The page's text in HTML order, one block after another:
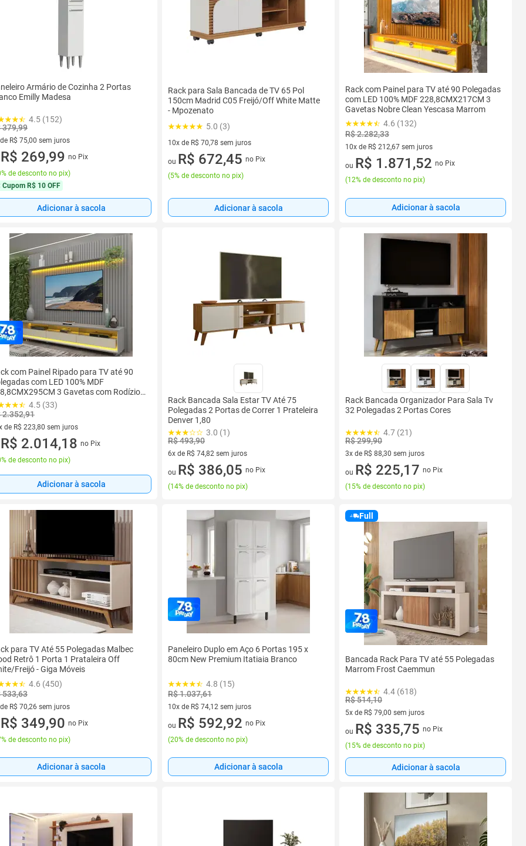
Armário de Cozinha 2 Portas
Emilly Madesa
4.5 (152)
379,99
R$ 75,00 sem juros
de R$ 75,00 sem juros
R$ 269,99 no Pix
de desconto no pix)
Cupom R$ 10 OFF
Adicionar à sacola
Rack para Sala Bancada de TV 65 Pol
150cm Madrid C05 Freijó/Off White Matte
- Mpozenato
5.0 (3)
10x de R$ 70,78 sem juros
10 vez de R$ 70,78 sem juros
ou R$ 672,45 no Pix
(5% de desconto no pix)
Adicionar à sacola
Rack com Painel para TV até 90 Polegadas
com LED 100% MDF 228,8CMX217CM 3
Gavetas Nobre Clean Yescasa Marrom
4.6 (132)
R$ 2.282,33
10x de R$ 212,67 sem juros
10 vez de R$ 212,67 sem juros
ou R$ 1.871,52 no Pix
(12% de desconto no pix)
Adicionar à sacola
com Painel Ripado para TV até 90
com LED 100% MDF
3 Gavetas com Rodízios
Yescasa Cinza
4.5 (33)
2.352,91
de R$ 223,80 sem juros
vez de R$ 223,80 sem juros
R$ 2.014,18 no Pix
de desconto no pix)
Adicionar à sacola
Rack Bancada Sala Estar TV Até 75
Polegadas 2 Portas de Correr 1 Prateleira
Denver 1,80
3.0 (1)
R$ 493,90
6x de R$ 74,82 sem juros
6 vez de R$ 74,82 sem juros
ou R$ 386,05 no Pix
(14% de desconto no pix)
Rack Bancada Organizador Para Sala Tv
32 Polegadas 2 Portas Cores
4.7 (21)
R$ 299,90
3x de R$ 88,30 sem juros
3 vez de R$ 88,30 sem juros
ou R$ 225,17 no Pix
(15% de desconto no pix)
para TV Até 55 Polegadas Malbec
Retrô 1 Porta 1 Prataleira Off
Freijó - Giga Móveis
4.6 (450)
533,63
R$ 70,26 sem juros
de R$ 70,26 sem juros
R$ 349,90 no Pix
de desconto no pix)
Adicionar à sacola
Paneleiro Duplo em Aço 6 Portas 195 x
80cm New Premium Itatiaia Branco
4.8 (15)
R$ 1.037,61
10x de R$ 74,12 sem juros
10 vez de R$ 74,12 sem juros
ou R$ 592,92 no Pix
(20% de desconto no pix)
Adicionar à sacola
Full
Bancada Rack Para TV até 55 Polegadas
Marrom Frost Caemmun
4.4 (618)
R$ 514,10
5x de R$ 79,00 sem juros
5 vez de R$ 79,00 sem juros
ou R$ 335,75 no Pix
(15% de desconto no pix)
Adicionar à sacola